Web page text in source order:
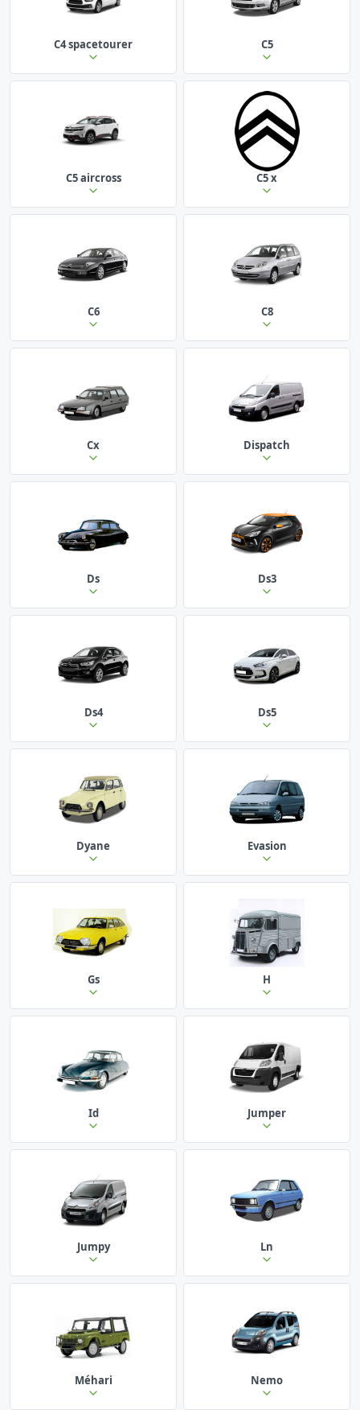
C4 spacetourer C5
C5 aircross C5 x
C6 C8
Cx Dispatch
Ds Ds3
Ds4 Ds5
Dyane Evasion
Gs H
Id Jumper
Jumpy Ln
Méhari Nemo